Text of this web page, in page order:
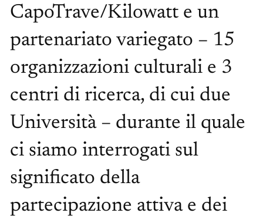
CapoTrave/Kilowatt e un
partenariato variegato – 15
organizzazioni culturali e 3
centri di ricerca, di cui due
Università – durante il quale
ci siamo interrogati sul
significato della
partecipazione attiva e dei